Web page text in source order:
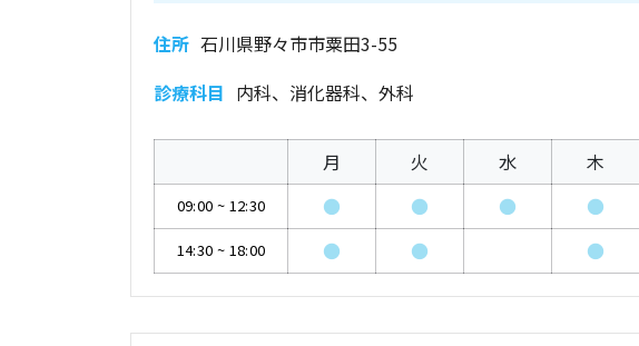
住所 石川県野々市市粟田3-55
診療科目 内科、消化器科、外科
月 火 水 木
09:00 ~ 12:30 ● ● ● ●
14:30 ~ 18:00 ● ● ●